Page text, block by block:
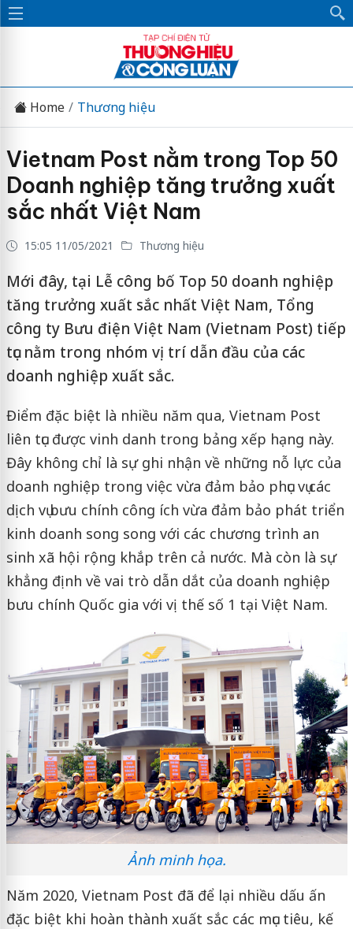
Home Thương hiệu
Vietnam Post nằm trong Top 50
Doanh nghiệp tăng trưởng xuất
sắc nhất Việt Nam
15:05 11/05/2021 Thương hiệu
Mới đây, tại Lễ công bố Top 50 doanh nghiệp
tăng trưởng xuất sắc nhất Việt Nam, Tổng
công ty Bưu điện Việt Nam (Vietnam Post) tiếp
tục nằm trong nhóm vị trí dẫn đầu của các
doanh nghiệp xuất sắc.
Điểm đặc biệt là nhiều năm qua, Vietnam Post
liên tục được vinh danh trong bảng xếp hạng này.
Đây không chỉ là sự ghi nhận về những nỗ lực của
doanh nghiệp trong việc vừa đảm bảo phục vụ các
dịch vụ bưu chính công ích vừa đảm bảo phát triển
kinh doanh song song với các chương trình an
sinh xã hội rộng khắp trên cả nước. Mà còn là sự
khẳng định về vai trò dẫn dắt của doanh nghiệp
bưu chính Quốc gia với vị thế số 1 tại Việt Nam.
Ảnh minh họa.
Năm 2020, Vietnam Post đã để lại nhiều dấu ấn
đặc biệt khi hoàn thành xuất sắc các mục tiêu, kế